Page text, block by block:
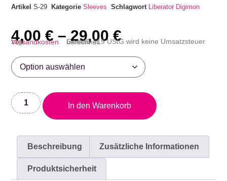
ArtikelS-29 Kategorie Sleeves Schlagwort Liberator Digimon
4,00€ –29,00€
zzgl.
Versandkosten Gemäß §19 UStG wird keine Umsatzsteuer berechnet.
In den Warenkorb
Beschreibung Zusätzliche Informationen
Produktsicherheit